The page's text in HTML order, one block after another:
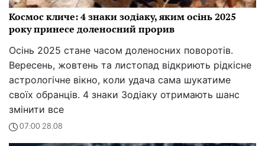
Космос кличе: 4 знаки зодіаку, яким осінь 2025
року принесе доленосний прорив
Осінь 2025 стане часом доленосних поворотів.
Вересень, жовтень та листопад відкриють рідкісне
астрологічне вікно, коли удача сама шукатиме
своїх обранців. 4 знаки Зодіаку отримають шанс
змінити все
07:00 28.08